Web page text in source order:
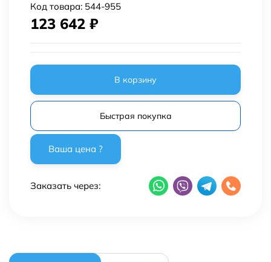
Код товара: 544-955
123 642 ₽
В корзину
Быстрая покупка
Заказать через: